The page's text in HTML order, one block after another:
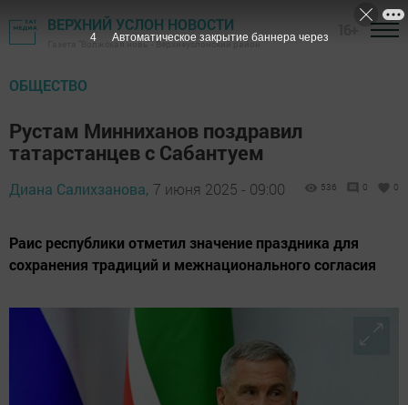
ВЕРХНИЙ УСЛОН НОВОСТИ
Газета "Волжская новь" - Верхнеуслонский район
ОБЩЕСТВО
Рустам Минниханов поздравил
татарстанцев с Сабантуем
Диана Салихзанова, 7 июня 2025 - 09:00 536 0 0
Раис республики отметил значение праздника для
сохранения традиций и межнационального согласия
3 Автоматическое закрытие баннера через